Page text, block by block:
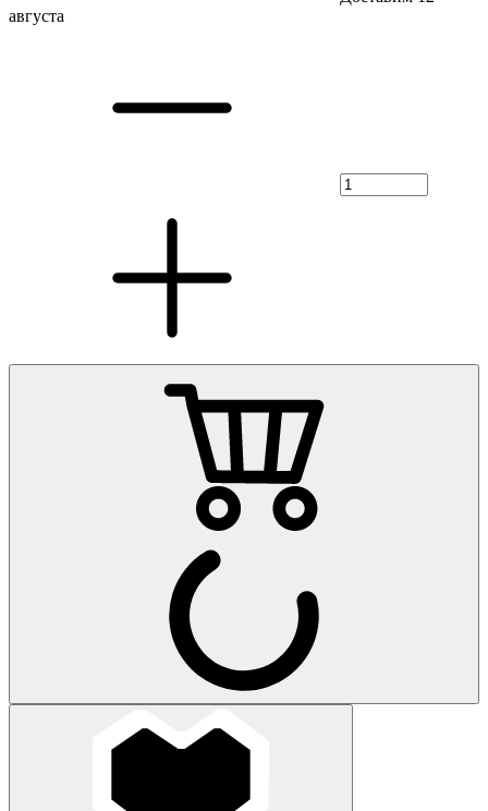
августа